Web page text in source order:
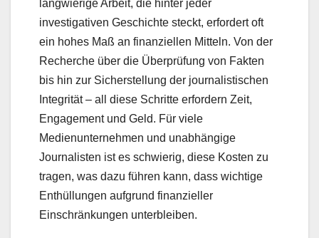
langwierige Arbeit, die hinter jeder
investigativen Geschichte steckt, erfordert oft
ein hohes Maß an finanziellen Mitteln. Von der
Recherche über die Überprüfung von Fakten
bis hin zur Sicherstellung der journalistischen
Integrität – all diese Schritte erfordern Zeit,
Engagement und Geld. Für viele
Medienunternehmen und unabhängige
Journalisten ist es schwierig, diese Kosten zu
tragen, was dazu führen kann, dass wichtige
Enthüllungen aufgrund finanzieller
Einschränkungen unterbleiben.